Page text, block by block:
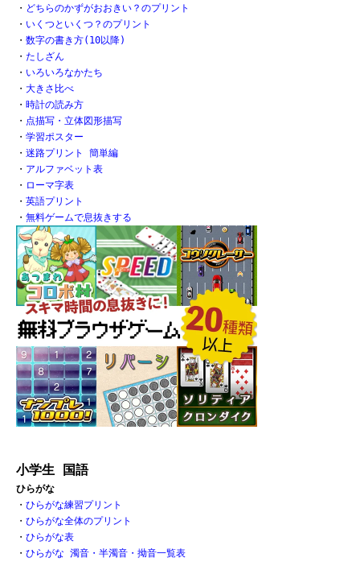
・ どちらのかずがおおきい？のプリント
・ いくつといくつ？のプリント
・ 数字の書き方(10以降)
・ たしざん
・ いろいろなかたち
・ 大きさ比べ
・ 時計の読み方
・ 点描写・立体図形描写
・ 学習ポスター
・ 迷路プリント 簡単編
・ アルファベット表
・ ローマ字表
・ 英語プリント
・ 無料ゲームで息抜きする
小学生 国語
ひらがな
・ ひらがな練習プリント
・ ひらがな全体のプリント
・ ひらがな表
・ ひらがな 濁音・半濁音・拗音一覧表